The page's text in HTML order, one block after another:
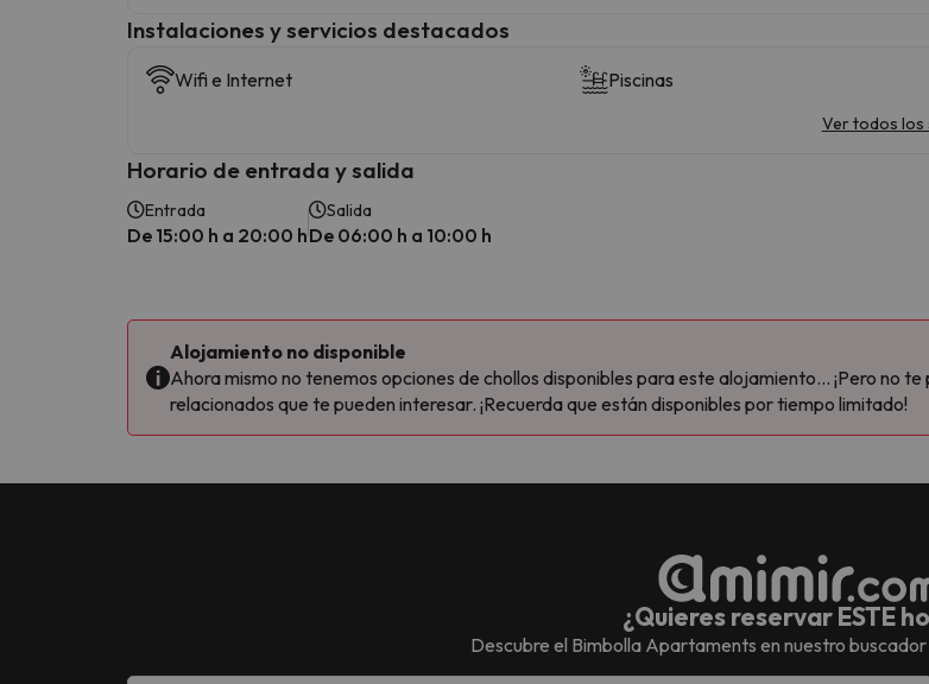
Instalaciones y servicios destacados
Wifi e Internet Piscinas
Ver todos los
Horario de entrada y salida
Entrada
De 15:00 h a 20:00 h
Salida
De 06:00 h a 10:00 h
Alojamiento no disponible
Ahora mismo no tenemos opciones de chollos disponibles para este alojamiento... ¡Pero no
relacionados que te pueden interesar. ¡Recuerda que están disponibles por tiempo limitado!
¿Quieres reservar ESTE
Descubre el Bimbolla Apartaments en nuestro